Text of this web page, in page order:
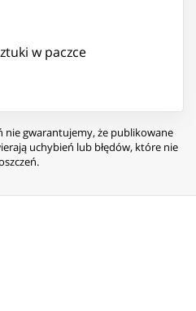
w paczce
nie gwarantujemy, że publikowane
uchybień lub błędów, które nie